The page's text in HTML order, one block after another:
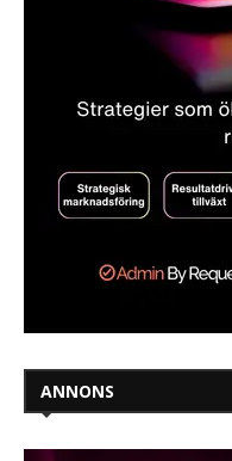
ANNONS